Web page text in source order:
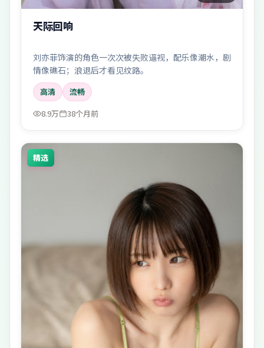
天际回响
刘亦菲饰演的角色一次次被失败逼视，配乐像潮水，剧
情像礁石；浪退后才看见纹路。
高清
流畅
8.9万
38个月前
精选